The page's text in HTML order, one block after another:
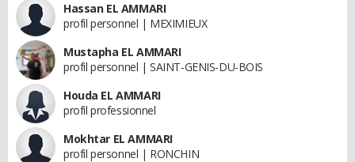
Hassan EL AMMARI
profil personnel | MEXIMIEUX
Mustapha EL AMMARI
profil personnel | SAINT-GENIS-DU-BOIS
Houda EL AMMARI
profil professionnel
Mokhtar EL AMMARI
profil personnel | RONCHIN